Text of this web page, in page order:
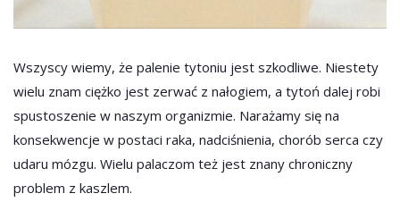
Wszyscy wiemy, że palenie tytoniu jest szkodliwe. Niestety
wielu znam ciężko jest zerwać z nałogiem, a tytoń dalej robi
spustoszenie w naszym organizmie. Narażamy się na
konsekwencje w postaci raka, nadciśnienia, chorób serca czy
udaru mózgu. Wielu palaczom też jest znany chroniczny
problem z kaszlem.